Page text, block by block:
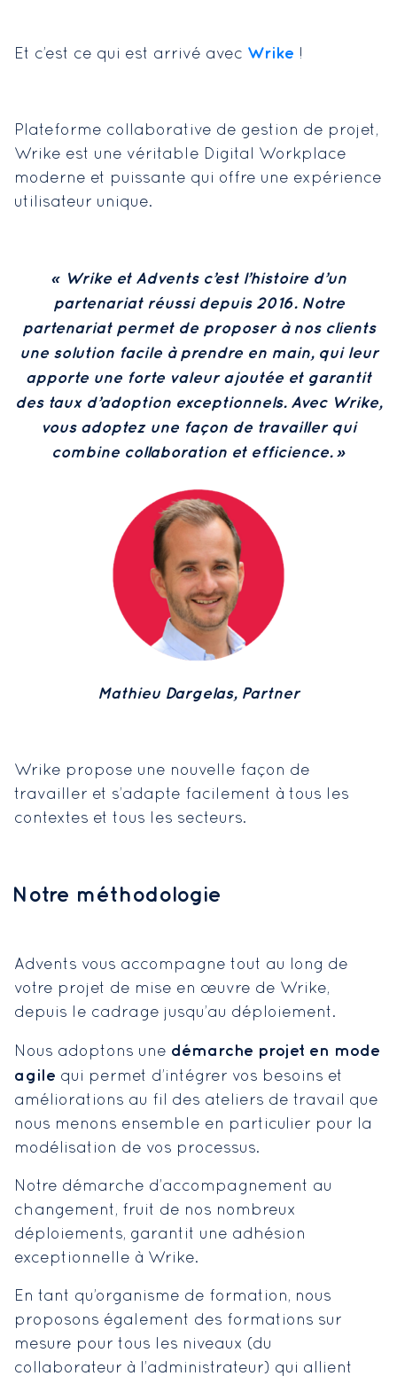
Et c’est ce qui est arrivé avec Wrike !
Plateforme collaborative de gestion de projet,
Wrike est une véritable Digital Workplace
moderne et puissante qui offre une expérience
utilisateur unique.
«Wrike et Advents c’est l’histoire d’un
partenariat réussi depuis 2016. Notre
partenariat permet de proposer à nos clients
une solution facile à prendre en main, qui leur
apporte une forte valeur ajoutée et garantit
des taux d’adoption exceptionnels. Avec Wrike,
vous adoptez une façon de travailler qui
combine collaboration et efficience. »
Mathieu Dargelas, Partner
Wrike propose une nouvelle façon de
travailler et s’adapte facilement à tous les
contextes et tous les secteurs.
Notre méthodologie
Advents vous accompagne tout au long de
votre projet de mise en œuvre de Wrike,
depuis le cadrage jusqu’au déploiement.
Nous adoptons une démarche projet en mode
agile qui permet d’intégrer vos besoins et
améliorations au fil des ateliers de travail que
nous menons ensemble en particulier pour la
modélisation de vos processus.
Notre démarche d’accompagnement au
changement, fruit de nos nombreux
déploiements, garantit une adhésion
exceptionnelle à Wrike.
En tant qu’organisme de formation, nous
proposons également des formations sur
mesure pour tous les niveaux (du
collaborateur à l’administrateur) qui allient